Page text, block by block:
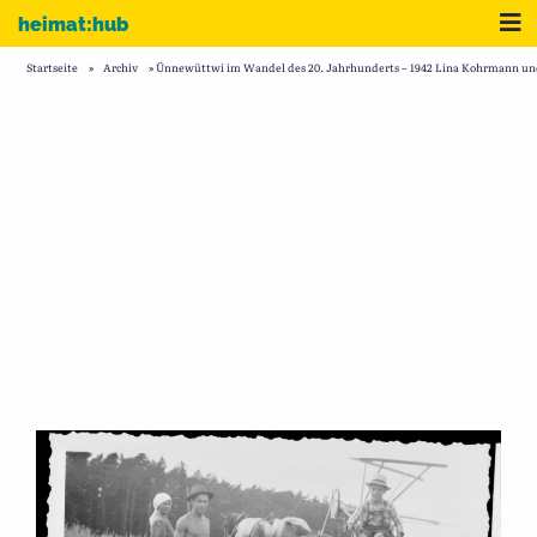
Zum Inhalt
heimat:hub
Startseite » Archiv »Ünnewüttwi im Wandel des 20. Jahrhunderts – 1942 Lina Kohrmann